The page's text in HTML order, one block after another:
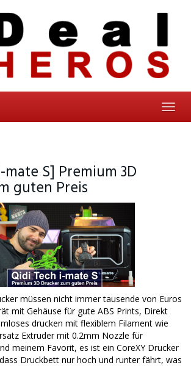
S] Premium 3D
guten Preis
müssen nicht immer tausende von Euros
mit Gehäuse für gute ABS Prints, Direkt
drucken mit flexiblem Filament wie
Extruder mit 0.2mm Nozzle für
meinem Favorit, es ist ein CoreXY Drucker
Druckbett nur hoch und runter fährt, was